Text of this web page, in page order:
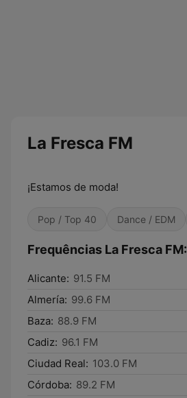
La Fresca FM
¡Estamos de moda!
Pop / Top 40 Dance / EDM
Frequências La Fresca FM:
Alicante: 91.5 FM
Almería: 99.6 FM
Baza: 88.9 FM
Cadiz: 96.1 FM
Ciudad Real: 103.0 FM
Córdoba: 89.2 FM